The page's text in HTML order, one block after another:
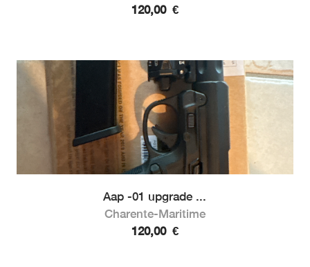
120,00 €
Aap -01 upgrade ...
Charente-Maritime
120,00 €